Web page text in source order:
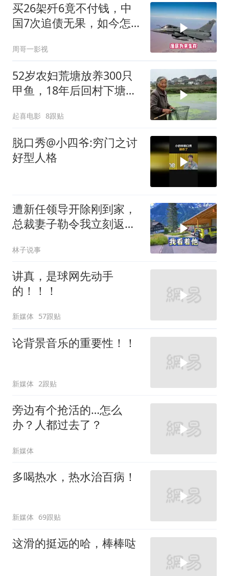
买26架歼6竟不付钱，中
国7次追债无果，如今怎
周哥一影视
52岁农妇荒塘放养300只
甲鱼，18年后回村下塘瞬
起喜电影 8跟贴
脱口秀@小四爷:穷门之讨
好型人格
遭新任领导开除刚到家，
总裁妻子勒令我立刻返
林子说事
讲真，是球网先动手
的！！！
新媒体 57跟贴
论背景音乐的重要性！！
新媒体 2跟贴
旁边有个抢活的…怎么
办？人都过去了？
新媒体
多喝热水，热水治百病！
新媒体 69跟贴
这滑的挺远的哈，棒棒哒